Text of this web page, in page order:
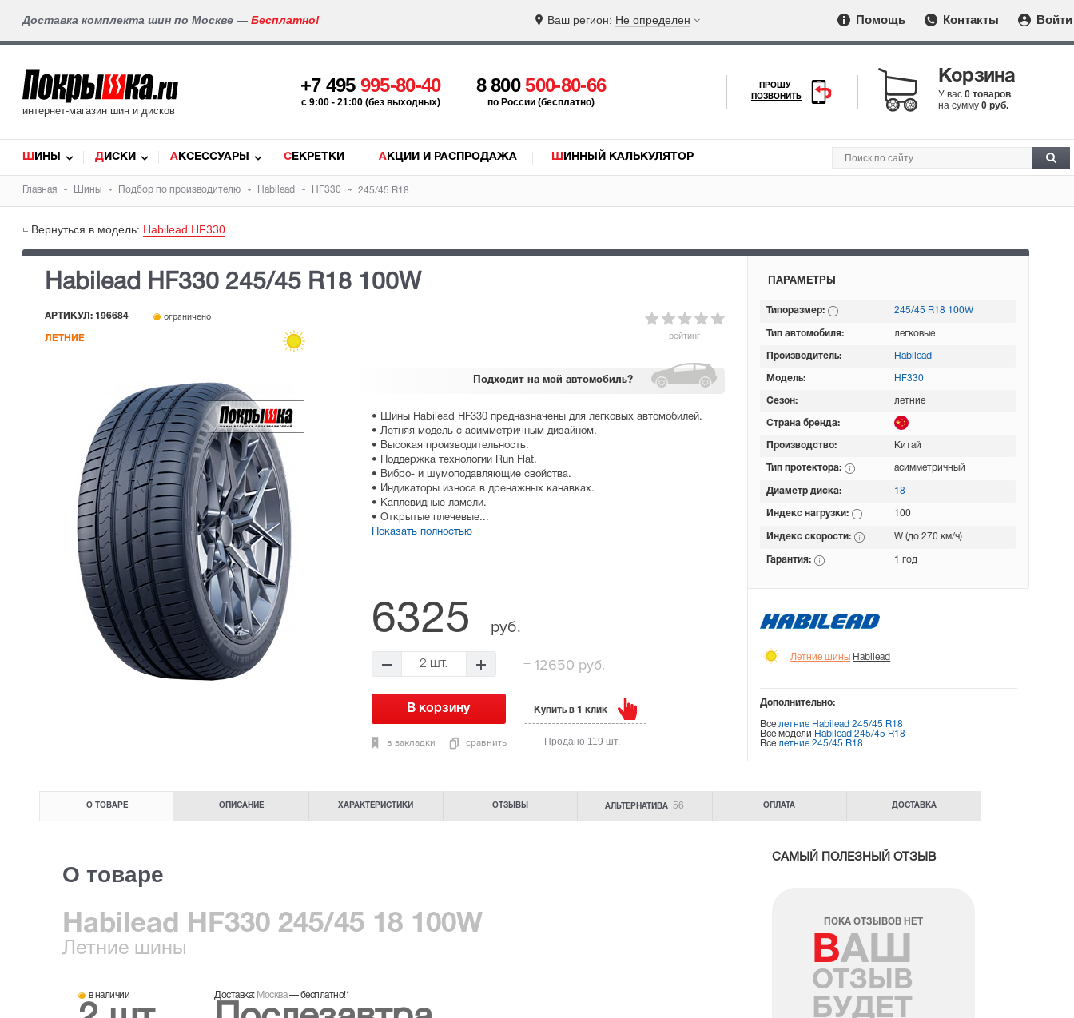
Доставка комплекта шин по Москве — Бесплатно! Ваш регион: Не определен Помощь Контакты Войти
интернет-магазин шин и дисков
+7 495 995-80-40
c 9:00 - 21:00 (без выходных)
8 800500-80-66
по России (бесплатно)
ПРОШУ
ПОЗВОНИТЬ
Корзина
У вас 0 товаров
на сумму 0 руб.
ШИНЫ ДИСКИ АКСЕССУАРЫ СЕКРЕТКИ АКЦИИ И РАСПРОДАЖА ШИННЫЙ КАЛЬКУЛЯТОР
Главная Шины Подбор по производителю Habilead HF330 245/45 R18
Вернуться в модель: Habilead HF330
Habilead HF330 245/45 R18 100W
рейтинг
АРТИКУЛ: 196684 ограничено
ЛЕТНИЕ
Подходит на мой автомобиль?
• Шины Habilead HF330 предназначены для легковых автомобилей.
• Летняя модель с асимметричным дизайном.
• Высокая производительность.
• Поддержка технологии Run Flat.
• Вибро- и шумоподавляющие свойства.
• Индикаторы износа в дренажных канавках.
• Каплевидные ламели.
• Открытые плечевые...
Показать полностью
6325 руб.
2 шт. =12650 руб.
в закладки сравнить
Купить в 1 клик
Продано 119 шт.
ПАРАМЕТРЫ
Типоразмер: 245/45 R18 100W
Тип автомобиля: легковые
Производитель: Habilead
Модель: HF330
Сезон: летние
Страна бренда:
Производство: Китай
Тип протектора: асимметричный
Диаметр диска: 18
Индекс нагрузки: 100
Индекс скорости: W (до 270 км/ч)
Гарантия: 1 год
Летние шины Habilead
Дополнительно:
Все летние Habilead 245/45 R18
Все модели Habilead 245/45 R18
Все летние 245/45 R18
О ТОВАРЕ ОПИСАНИЕ ХАРАКТЕРИСТИКИ ОТЗЫВЫ АЛЬТЕРНАТИВА 56 ОПЛАТА ДОСТАВКА
О товаре
Habilead HF330 245/45 18 100W
Летние шины
в наличии Доставка: Москва—бесплатно!*
САМЫЙ ПОЛЕЗНЫЙ ОТЗЫВ
ПОКА ОТЗЫВОВ НЕТ
ВАШ
ОТЗЫВ
БУДЕТ